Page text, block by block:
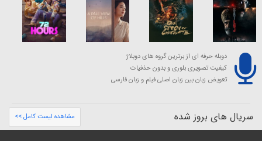
دوبله حرفه ای از برترین گروه های دوبلاژ
کیفیت تصویری بلوری و بدون حذفیات
تعویض زبان بین زبان اصلی فیلم و زبان فارسی
سریال های بروز شده مشاهده لیست کامل >>